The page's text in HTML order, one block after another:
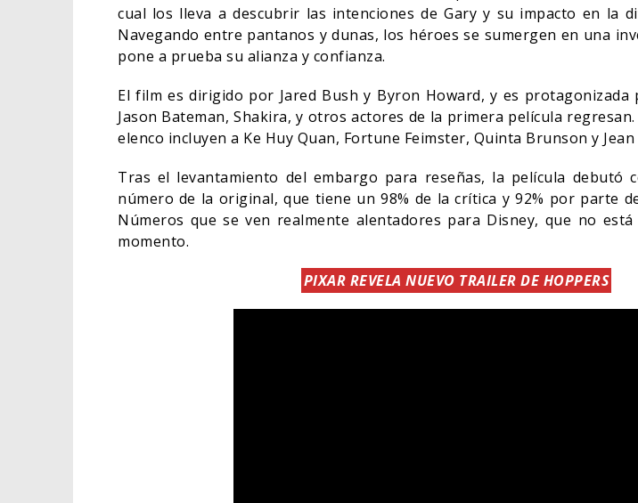
cual los lleva a descubrir las intenciones de Gary y su impacto en la
Navegando entre pantanos y dunas, los héroes se sumergen en una
pone a prueba su alianza y confianza.
El film es dirigido por Jared Bush y Byron Howard, y es protagonizada
Jason Bateman, Shakira, y otros actores de la primera película
elenco incluyen a Ke Huy Quan, Fortune Feimster, Quinta Brunson y Jean
Tras el levantamiento del embargo para reseñas, la película debutó
número de la original, que tiene un 98% de la crítica y 92% por parte
Números que se ven realmente alentadores para Disney, que no
momento.
PIXAR REVELA NUEVO TRAILER DE HOPPERS
¿PODRÍA COLLEEN WING
APARECER EN DAREDEVIL:
COMICS 05/08/2026
DESTIN DANIEL
SOBRE LA
TV 04/08/2026